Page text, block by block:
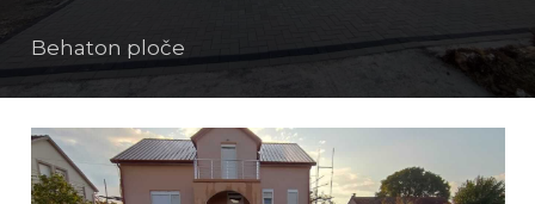
Behaton ploče